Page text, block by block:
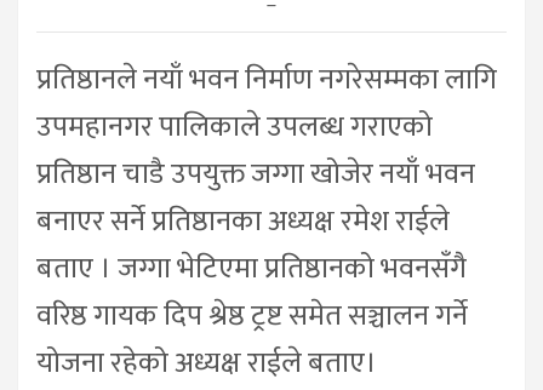
–
प्रतिष्ठानले नयाँ भवन निर्माण नगरेसम्मका लागि
उपमहानगर पालिकाले उपलब्ध गराएको
प्रतिष्ठान चाडै उपयुक्त जग्गा खोजेर नयाँ भवन
बनाएर सर्ने प्रतिष्ठानका अध्यक्ष रमेश राईले
बताए । जग्गा भेटिएमा प्रतिष्ठानको भवनसँगै
वरिष्ठ गायक दिप श्रेष्ठ ट्रष्ट समेत सञ्चालन गर्ने
योजना रहेको अध्यक्ष राईले बताए।